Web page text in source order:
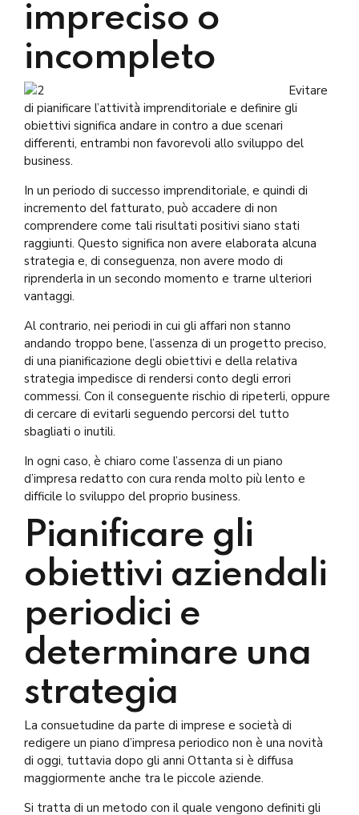
impreciso o
incompleto
Evitare
di pianificare l’attività imprenditoriale e definire gli
obiettivi significa andare in contro a due scenari
differenti, entrambi non favorevoli allo sviluppo del
business.
In un periodo di successo imprenditoriale, e quindi di
incremento del fatturato, può accadere di non
comprendere come tali risultati positivi siano stati
raggiunti. Questo significa non avere elaborata alcuna
strategia e, di conseguenza, non avere modo di
riprenderla in un secondo momento e trarne ulteriori
vantaggi.
Al contrario, nei periodi in cui gli affari non stanno
andando troppo bene, l’assenza di un progetto preciso,
di una pianificazione degli obiettivi e della relativa
strategia impedisce di rendersi conto degli errori
commessi. Con il conseguente rischio di ripeterli, oppure
di cercare di evitarli seguendo percorsi del tutto
sbagliati o inutili.
In ogni caso, è chiaro come l’assenza di un piano
d’impresa redatto con cura renda molto più lento e
difficile lo sviluppo del proprio business.
Pianificare gli
obiettivi aziendali
periodici e
determinare una
strategia
La consuetudine da parte di imprese e società di
redigere un piano d’impresa periodico non è una novità
di oggi, tuttavia dopo gli anni Ottanta si è diffusa
maggiormente anche tra le piccole aziende.
Si tratta di un metodo con il quale vengono definiti gli